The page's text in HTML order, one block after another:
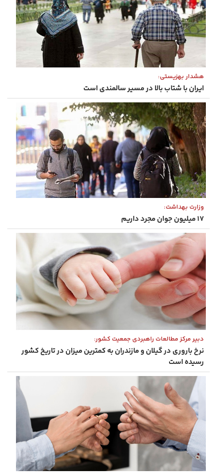
هشدار بهزیستی:
ایران با شتاب بالا در مسیر سالمندی است
وزارت بهداشت:
۱۷ میلیون جوان مجرد داریم
دبیر مرکز مطالعات راهبردی جمعیت کشور:
نرخ باروری در گیلان و مازندران به کمترین میزان در تاریخ کشور
رسیده است